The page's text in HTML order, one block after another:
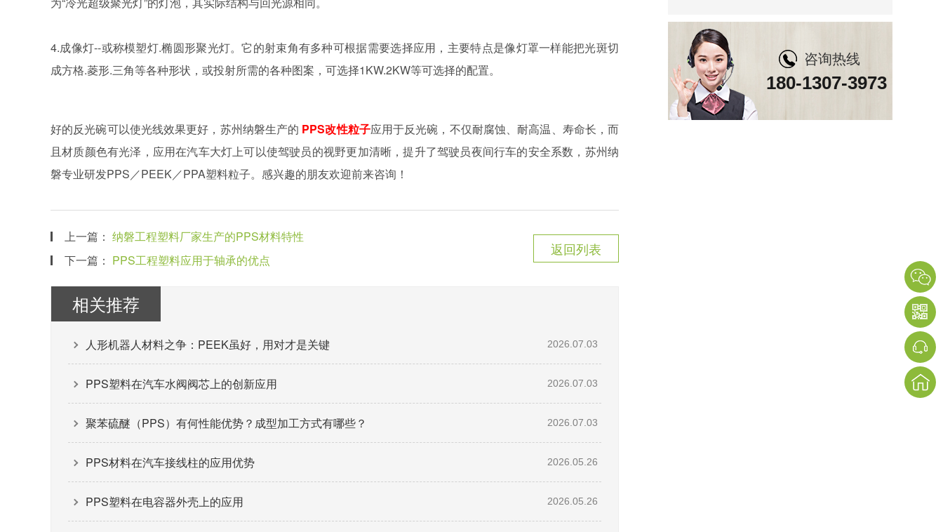
4.成像灯--或称模塑灯.椭圆形聚光灯。它的射束角有多种可根据需要选择应用，主要特点是像灯罩一样能把光斑切
成方格.菱形.三角等各种形状，或投射所需的各种图案，可选择1KW.2KW等可选择的配置。
好的反光碗可以使光线效果更好，苏州纳磐生产的 PPS改性粒子应用于反光碗，不仅耐腐蚀、耐高温、寿命长，而
且材质颜色有光泽，应用在汽车大灯上可以使驾驶员的视野更加清晰，提升了驾驶员夜间行车的安全系数，苏州纳
磐专业研发PPS／PEEK／PPA塑料粒子。感兴趣的朋友欢迎前来咨询！
上一篇： 纳磐工程塑料厂家生产的PPS材料特性
下一篇： PPS工程塑料应用于轴承的优点
返回列表
相关推荐
人形机器人材料之争：PEEK虽好，用对才是关键 2026.07.03
PPS塑料在汽车水阀阀芯上的创新应用 2026.07.03
聚苯硫醚（PPS）有何性能优势？成型加工方式有哪些？ 2026.07.03
PPS材料在汽车接线柱的应用优势 2026.05.26
PPS塑料在电容器外壳上的应用 2026.05.26
咨询热线
180-1307-3973